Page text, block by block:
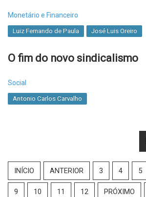
Monetário e Financeiro
Luiz Fernando de Paula José Luis Oreiro
O fim do novo sindicalismo
Social
Antonio Carlos Carvalho
INÍCIO ANTERIOR 3 4 5
9 10 11 12 PRÓXIMO